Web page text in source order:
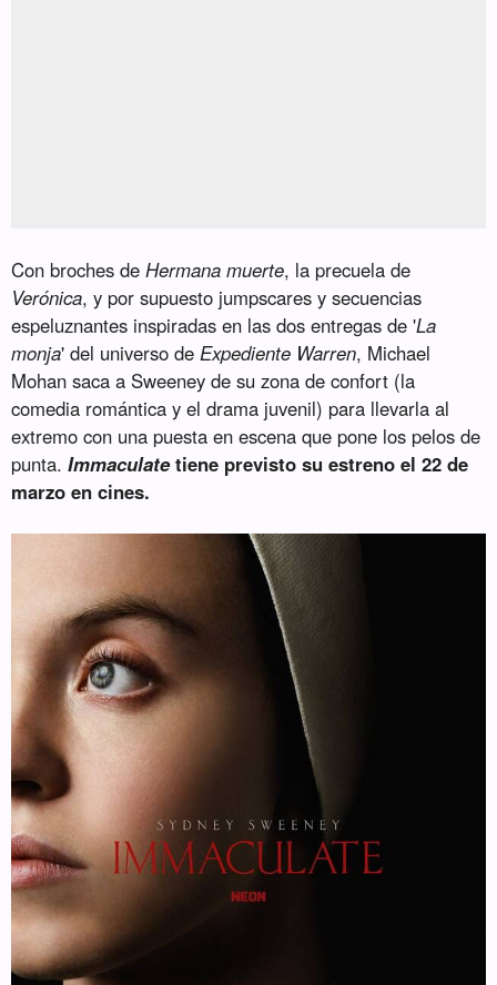
Con broches deHermana muerte, la precuela de
Verónica, y por supuesto jumpscares y secuencias
espeluznantes inspiradas en las dos entregas de 'La
monja' del universo de Expediente Warren, Michael
Mohan saca a Sweeney de su zona de confort (la
comedia romántica y el drama juvenil) para llevarla al
extremo con una puesta en escena que pone los pelos de
punta.Immaculatetiene previsto su estreno el 22 de
marzo en cines.